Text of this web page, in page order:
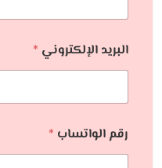
البريد الإلكتروني *
رقم الواتساب *